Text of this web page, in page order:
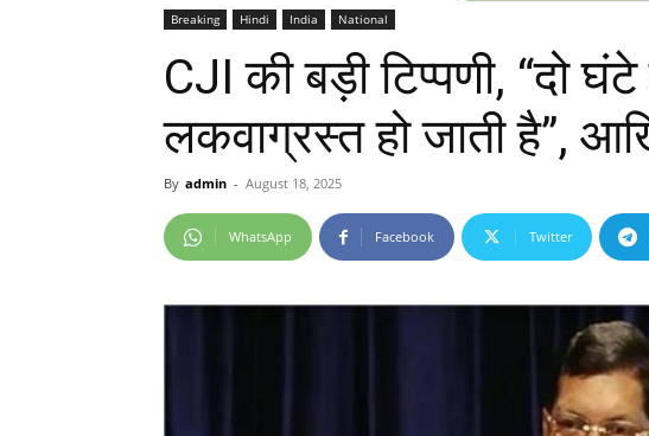
Breaking Hindi India National
CJI की बड़ी टिप्पणी, “दो
लकवाग्रस्त हो जाती है”,
By admin - August 18, 2025
WhatsApp Facebook Twitter